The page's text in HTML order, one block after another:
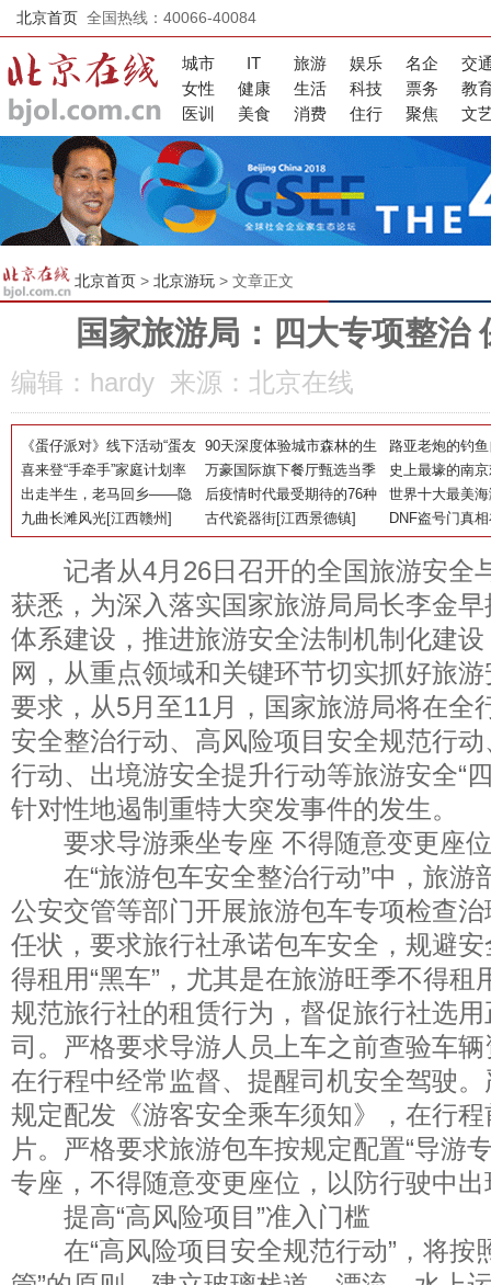
北京首页 全国热线：40066-40084
城市 IT 旅游 娱乐 名企
交
女性
健康 生活 科技 票务
教
医训
美食 消费 住行 聚焦 文
北京首页> 北京游玩> 文章正文
国家旅游局：四大专项整治
编辑：hardy 来源：北京在线
《蛋仔派对》线下活动“蛋友
碰碰会”落地北京工商大学
90天深度体验城市森林的生
态融合之美，第三届北京森
林城市艺术节将于近日启幕
路亚老炮的钓
实力护航亚洲
喜来登“手牵手”家庭计划率
先亮相大中华区13家度假酒
店
万豪国际旗下餐厅甄选当季
食材 为宾客呈现春日“鲜”味
史上最壕的南
TA的世界顶级
啦！
出走半生，老马回乡——隐
居乡里第十六个项目正式开
业
后疫情时代最受期待的76种
风景名单出炉，你心中的目
的地上榜了吗？
世界十大最美
九曲长滩风光[江西赣州]
古代瓷器街[江西景德镇] DNF盗号门真
记者从4月26日召开的全国旅游安全
获悉，为深入落实国家旅游局局长李金
体系建设，推进旅游安全法制机制化建
网，从重点领域和关键环节切实抓好旅
要求，从5月至11月，国家旅游局将在全
安全整治行动、高风险项目安全规范行
行动、出境游安全提升行动等旅游安全“
针对性地遏制重特大突发事件的发生。
要求导游乘坐专座 不得随意变更座位
在“旅游包车安全整治行动”中，旅游
公安交管等部门开展旅游包车专项检查
任状，要求旅行社承诺包车安全，规避
得租用“黑车”，尤其是在旅游旺季不得
规范旅行社的租赁行为，督促旅行社选
司。严格要求导游人员上车之前查验车
在行程中经常监督、提醒司机安全驾驶
规定配发《游客安全乘车须知》，在行
片。严格要求旅游包车按规定配置“导游
专座，不得随意变更座位，以防行驶中
提高“高风险项目”准入门槛
在“高风险项目安全规范行动”，将按